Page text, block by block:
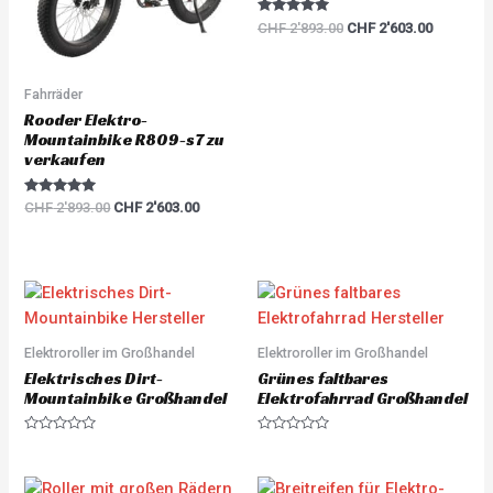
Fahrräder
Rooder Elektro-
Mountainbike R809-s7 zu
verkaufen
Rated
CHF2'893.00 CHF2'603.00
Rated
5.00
CHF2'893.00 CHF2'603.00
Elektroroller im Großhandel
Elektrisches Dirt-
Mountainbike Großhandel
e
Elektroroller im Großhandel
Grünes faltbares
Elektrofahrrad Großhandel
e